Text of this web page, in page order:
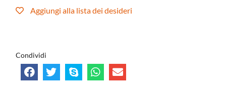
Aggiungi alla lista dei desideri
Condividi